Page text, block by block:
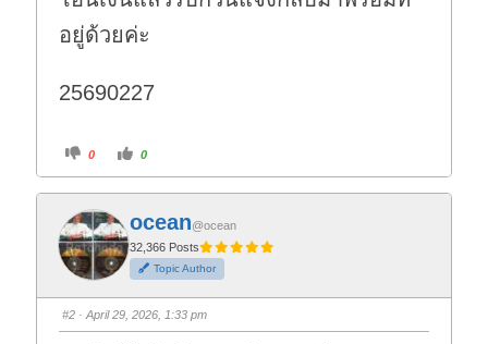
อยู่ด้วยค่ะ
25690227
C
i
k
f
o
r
t
h
u
m
d
o
0
C
i
k
o
r
t
h
u
m
u
p
0
ocean@ocean
32,366 Posts
Topic Author
#2 · April 29, 2026, 1:33 pm